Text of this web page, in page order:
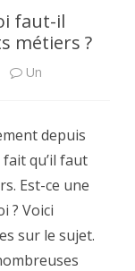
faut-il
métiers ?
Un
depuis
qu’il faut
Est-ce une
? Voici
sur le sujet.